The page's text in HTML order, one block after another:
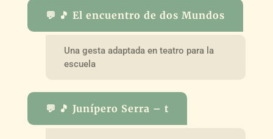
💬 🎵 El encuentro de dos Mundos
Una gesta adaptada en teatro para la
escuela
💬 🎵 Junípero Serra – t